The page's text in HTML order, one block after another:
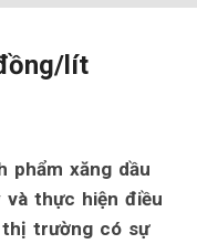
lít
phẩm xăng dầu
thực hiện điều
thị trường có sự